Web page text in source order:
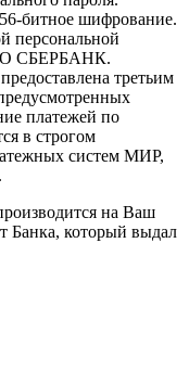
битное шифрование.
персональной
СБЕРБАНК.
третьим
платежей по
в строгом
систем МИР,
на Ваш
Банка, который выдал